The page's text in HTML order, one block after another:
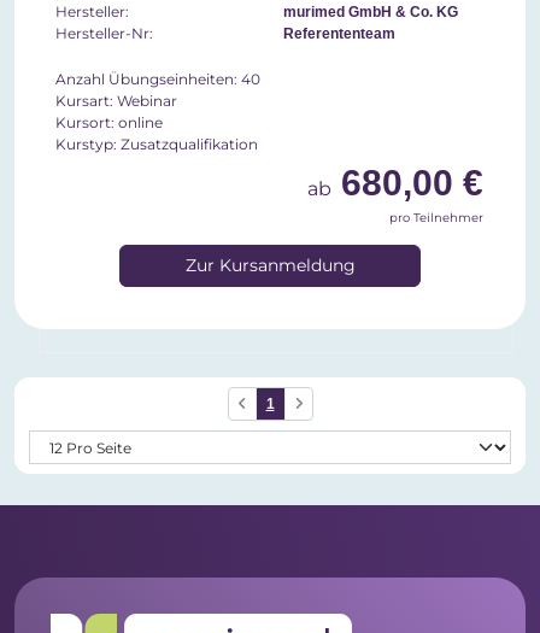
Hersteller: murimed GmbH & Co. KG
Hersteller-Nr: Referententeam
Anzahl Übungseinheiten: 40
Kursart: Webinar
Kursort: online
Kurstyp: Zusatzqualifikation
ab 680,00 €
pro Teilnehmer
Zur Kursanmeldung
1